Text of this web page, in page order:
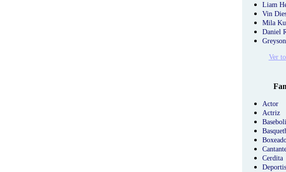
Liam
Vin
Mila
Daniel
Ver
Actor
Actriz
Cerdita